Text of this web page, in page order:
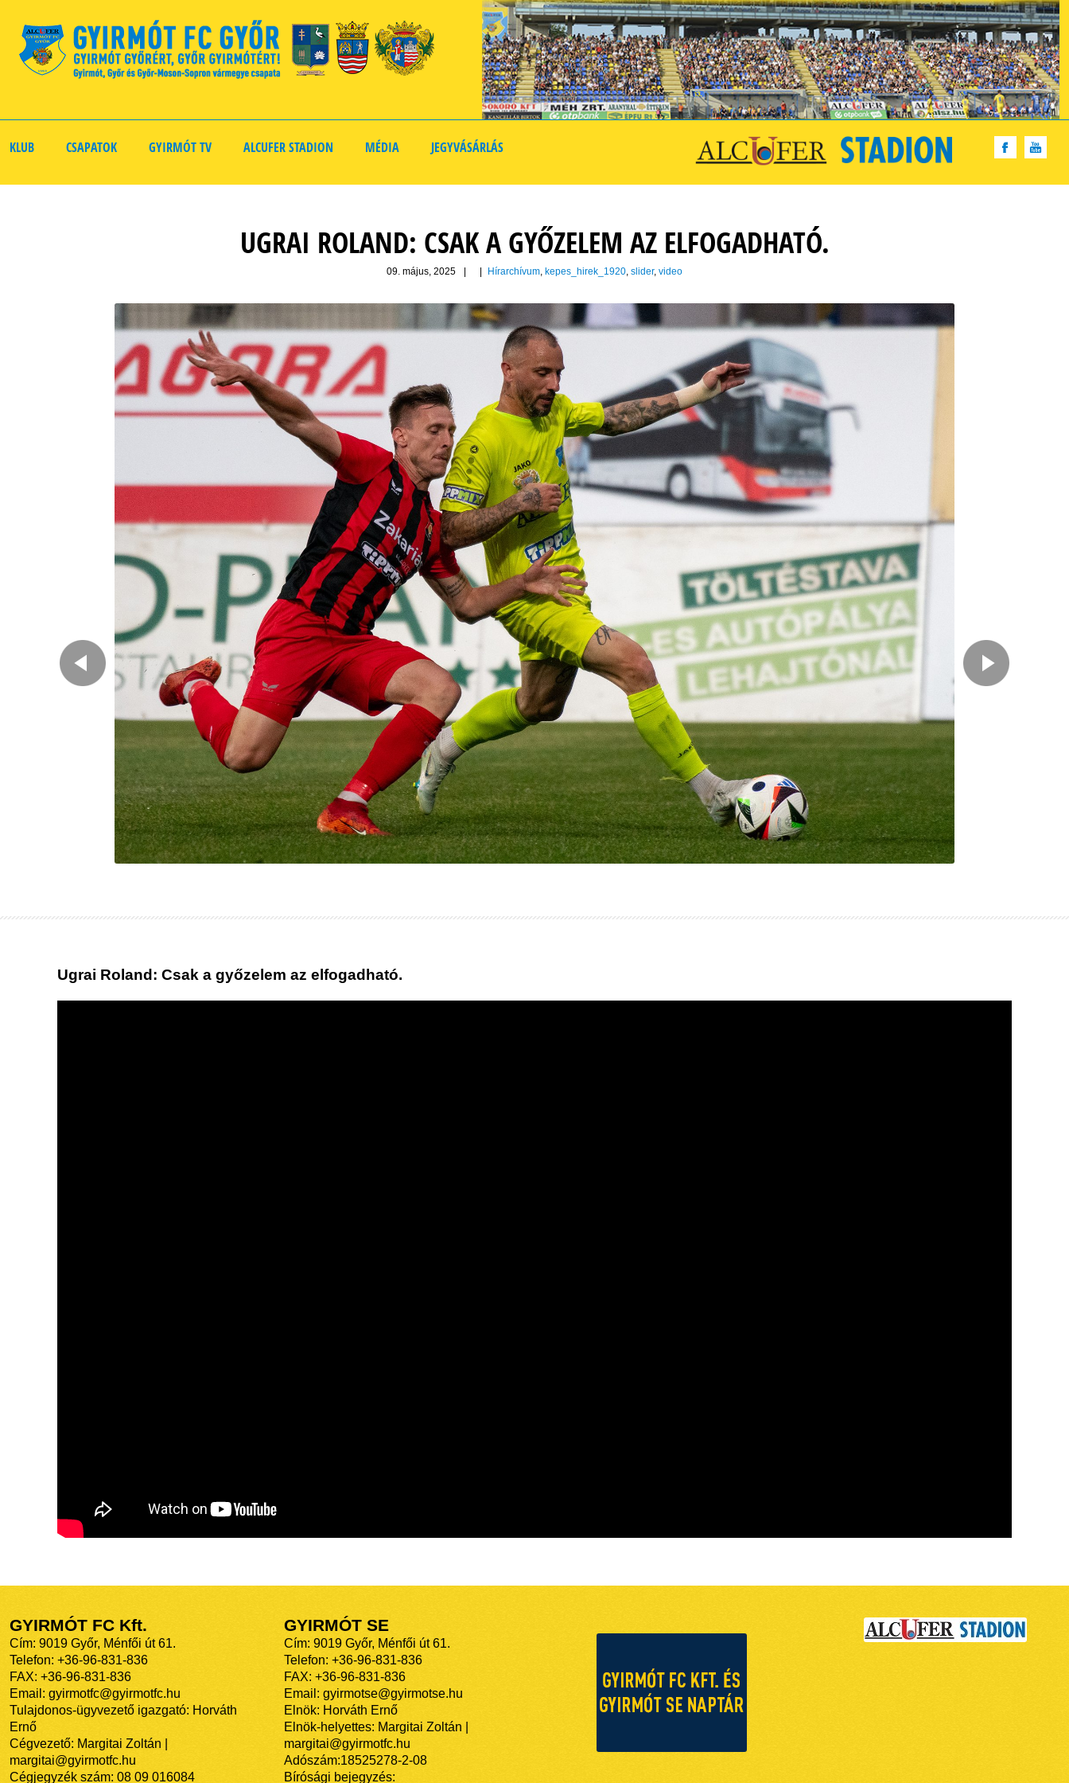
KLUB CSAPATOK GYIRMÓT TV ALCUFER STADION MÉDIA JEGYVÁSÁRLÁS
UGRAI ROLAND: CSAK A GYŐZELEM AZ ELFOGADHATÓ.
09. május, 2025 Hírarchívum, kepes_hirek_1920, slider, video
Ugrai Roland: Csak a győzelem az elfogadható.
GYIRMÓT FC Kft.
Cím: 9019 Győr, Ménfői út 61.
Telefon: +36-96-831-836
FAX: +36-96-831-836
Email: gyirmotfc@gyirmotfc.hu
Tulajdonos-ügyvezető igazgató: Horváth
Ernő
Cégvezető: Margitai Zoltán |
margitai@gyirmotfc.hu
Cégjegyzék szám: 08 09 016084
GYIRMÓT SE
Cím: 9019 Győr, Ménfői út 61.
Telefon: +36-96-831-836
FAX: +36-96-831-836
Email: gyirmotse@gyirmotse.hu
Elnök: Horváth Ernő
Elnök-helyettes: Margitai Zoltán |
margitai@gyirmotfc.hu
Adószám:18525278-2-08
Bírósági bejegyzés: